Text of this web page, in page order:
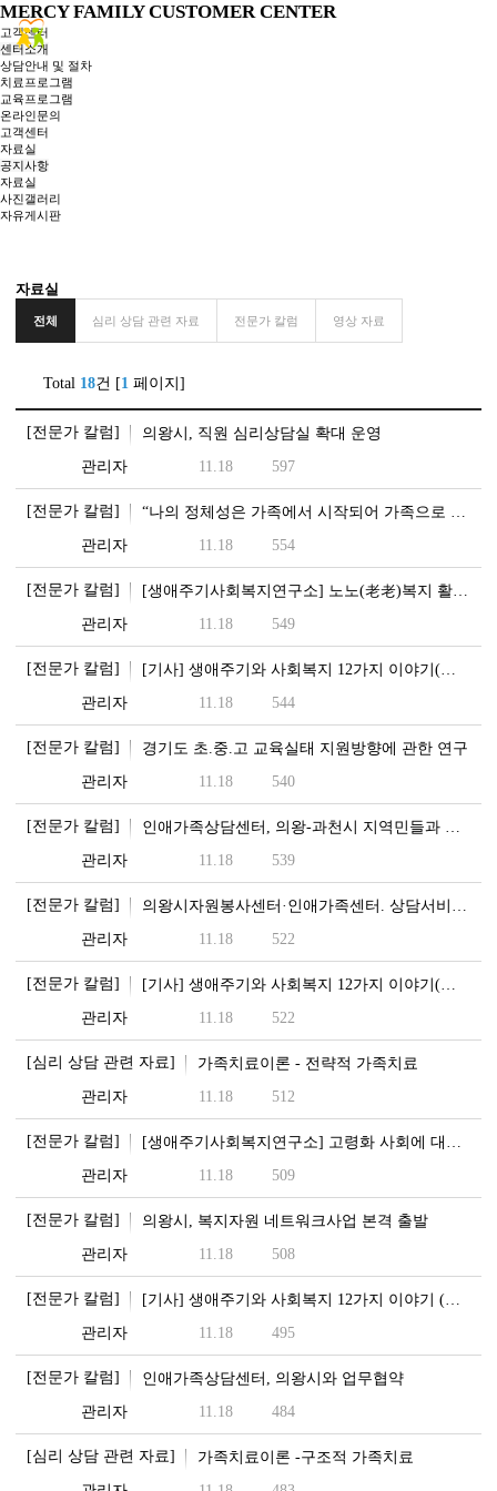
MERCY FAMILY CUSTOMER CENTER
고객센터
센터소개
상담안내 및 절차
치료프로그램
교육프로그램
온라인문의
고객센터
자료실
공지사항
자료실
사진갤러리
자유게시판
전체 심리 상담 관련 자료 전문가 칼럼 영상 자료
Total 18건 [1 페이지]
[전문가 칼럼]
의왕시, 직원 심리상담실 확대 운영
관리자
11.18 597
[전문가 칼럼]
“나의 정체성은 가족에서 시작되어 가족으로 완성된다”
관리자
11.18 554
[전문가 칼럼]
[생애주기사회복지연구소] 노노(老老)복지 활성화 마련.…
관리자
11.18 549
[전문가 칼럼]
[기사] 생애주기와 사회복지 12가지 이야기(네 번째,…
관리자
11.18 544
[전문가 칼럼]
경기도 초.중.고 교육실태 지원방향에 관한 연구
관리자
11.18 540
[전문가 칼럼]
인애가족상담센터, 의왕-과천시 지역민들과 창립총회 가져…
관리자
11.18 539
[전문가 칼럼]
의왕시자원봉사센터·인애가족센터. 상담서비스 협약 체결
관리자
11.18 522
[전문가 칼럼]
[기사] 생애주기와 사회복지 12가지 이야기(두번째, …
관리자
11.18 522
[심리 상담 관련 자료]
가족치료이론 - 전략적 가족치료
관리자
11.18 512
[전문가 칼럼]
[생애주기사회복지연구소] 고령화 사회에 대비한 노노복지…
관리자
11.18 509
[전문가 칼럼]
의왕시, 복지자원 네트워크사업 본격 출발
관리자
11.18 508
[전문가 칼럼]
[기사] 생애주기와 사회복지 12가지 이야기 (첫번째,…
관리자
11.18 495
[전문가 칼럼]
인애가족상담센터, 의왕시와 업무협약
관리자
11.18 484
[심리 상담 관련 자료]
가족치료이론 -구조적 가족치료